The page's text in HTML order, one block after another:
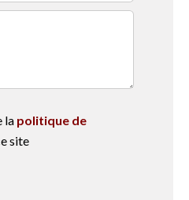
la politique de
site